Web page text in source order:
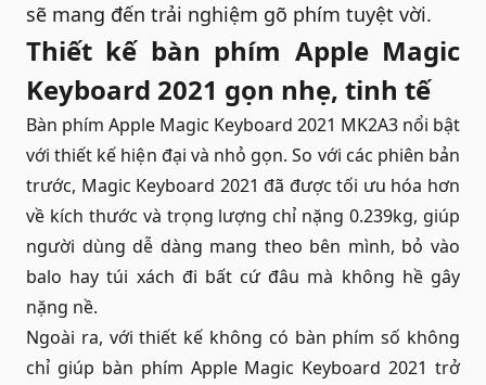
sẽ mang đến trải nghiệm gõ phím tuyệt vời.
Thiết kế bàn phím Apple Magic
Keyboard 2021 gọn nhẹ, tinh tế
Bàn phím Apple Magic Keyboard 2021 MK2A3 nổi bật
với thiết kế hiện đại và nhỏ gọn. So với các phiên bản
trước, Magic Keyboard 2021 đã được tối ưu hóa hơn
về kích thước và trọng lượng chỉ nặng 0.239kg, giúp
người dùng dễ dàng mang theo bên mình, bỏ vào
balo hay túi xách đi bất cứ đâu mà không hề gây
nặng nề.
Ngoài ra, với thiết kế không có bàn phím số không
chỉ giúp bàn phím Apple Magic Keyboard 2021 trở